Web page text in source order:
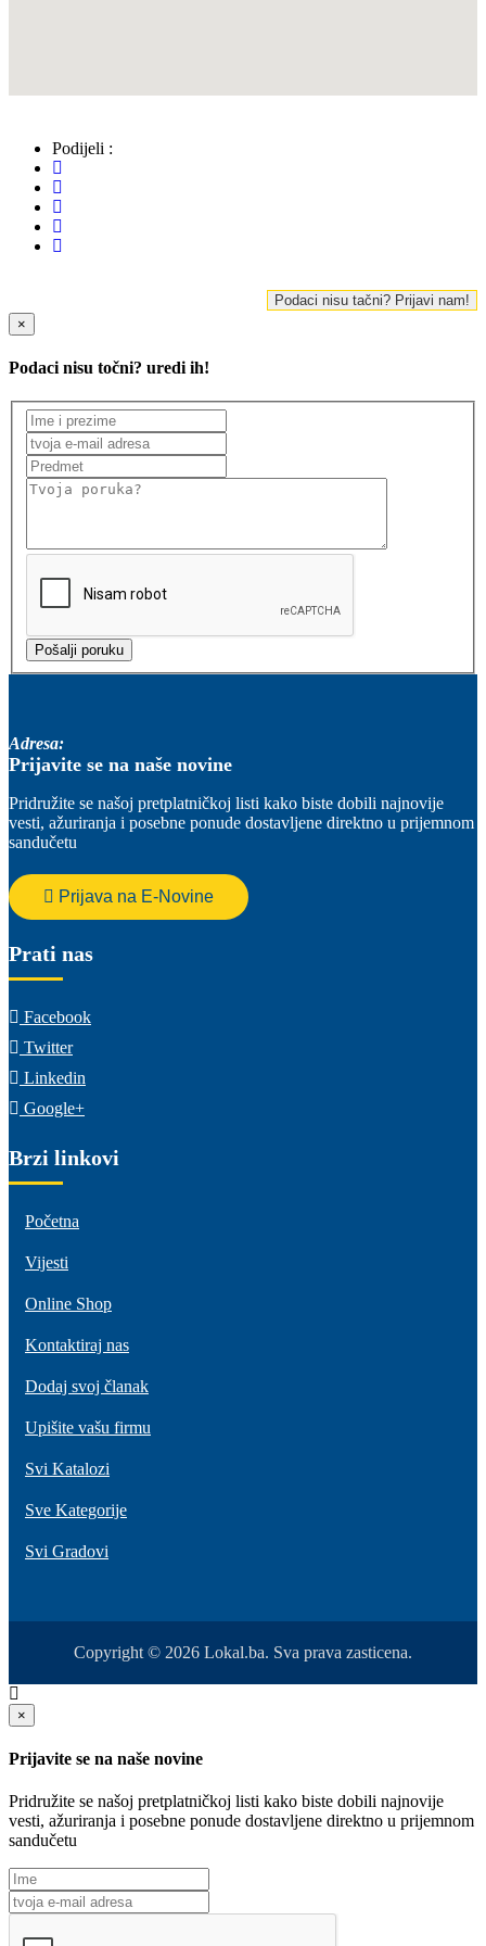
Podijeli :
Podaci nisu tačni? Prijavi nam!
×
Podaci nisu točni? uredi ih!
Adresa:
Prijavite se na naše novine
Pridružite se našoj pretplatničkoj listi kako biste dobili najnovije
vesti, ažuriranja i posebne ponude dostavljene direktno u prijemnom
sandučetu
Prijava na E-Novine
Prati nas
Facebook
Twitter
Linkedin
Google+
Brzi linkovi
Početna
Vijesti
Online Shop
Kontaktiraj nas
Dodaj svoj članak
Upišite vašu firmu
Svi Katalozi
Sve Kategorije
Svi Gradovi
Copyright © 2026 Lokal.ba. Sva prava zasticena.
×
Prijavite se na naše novine
Pridružite se našoj pretplatničkoj listi kako biste dobili najnovije
vesti, ažuriranja i posebne ponude dostavljene direktno u prijemnom
sandučetu